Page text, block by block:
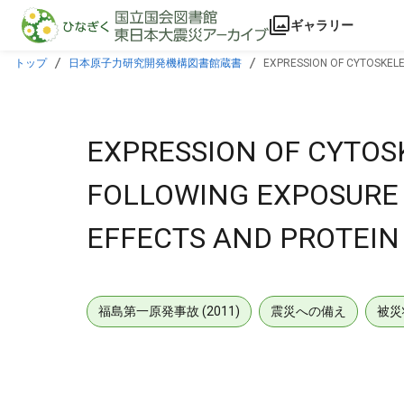
本文に飛ぶ
ギャラリー
トップ 日本原子力研究開発機構図書館蔵書 EXPRESSION OF
EXPRESSION OF
FOLLOWING
EFFECTS AND
福島第一原発事故 (2011) 震災への備え 被災